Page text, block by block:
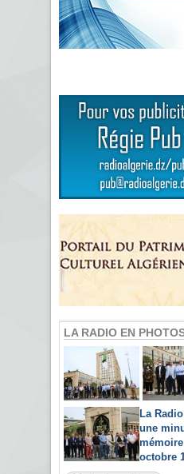
LA RADIO EN
La
une
octobre